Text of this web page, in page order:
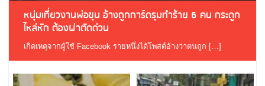
หนุ่มเที่ยวงานพ่อขุน อ้างถูกการ์ดรุมทำร้าย 6 คน กระดูก
ไหล่หัก ต้องผ่าตัดด่วน
เกิดเหตุจากผู้ใช้ Facebook รายหนึ่งได้โพสต์อ้างว่าตนถูก […]